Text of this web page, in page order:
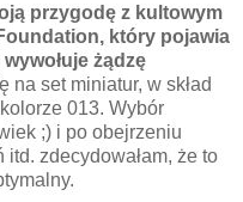
przygodę z kultowym
który pojawia
żądzę
na set miniatur, w skład
013. Wybór
;) i po obejrzeniu
zdecydowałam, że to